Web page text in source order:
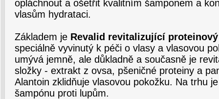
opláchnout a ošetřit kvalitním šamponem a
vlasům hydrataci.
Základem je Revalid revitalizující
speciálně vyvinutý k péči o vlasy a vlasovou
umývá jemně, ale důkladně a současně je
složky - extrakt z ovsa, pšeničné proteiny a
Alantoin zklidňuje vlasovou pokožku. Na trhu
šampónu proti lupům.